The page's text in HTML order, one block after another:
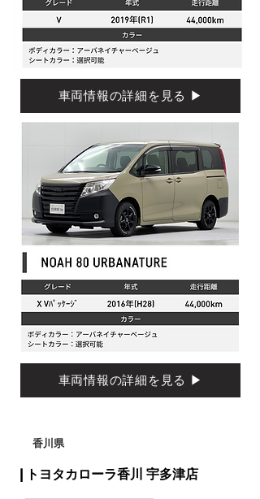
車両情報の詳細を見る ▶
車両情報の詳細を見る ▶
香川県
| トヨタカローラ香川 宇多津店